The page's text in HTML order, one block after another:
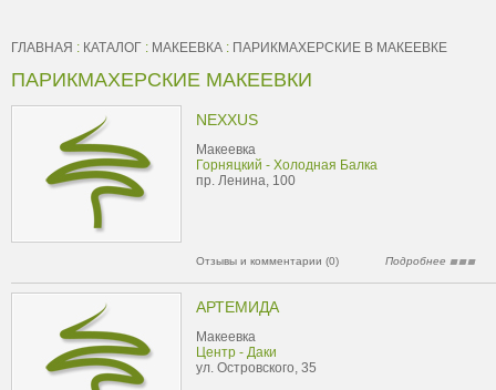
ГЛАВНАЯ : КАТАЛОГ : МАКЕЕВКА : ПАРИКМАХЕРСКИЕ В МАКЕЕВКЕ
ПАРИКМАХЕРСКИЕ МАКЕЕВКИ
NEXXUS
Макеевка
Горняцкий - Холодная Балка
пр. Ленина, 100
Отзывы и комментарии (0) Подробнее
АРТЕМИДА
Макеевка
Центр - Даки
ул. Островского, 35